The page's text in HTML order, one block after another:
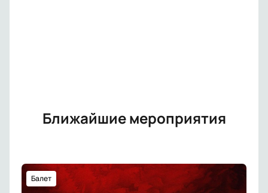
Ближайшие мероприятия
Балет